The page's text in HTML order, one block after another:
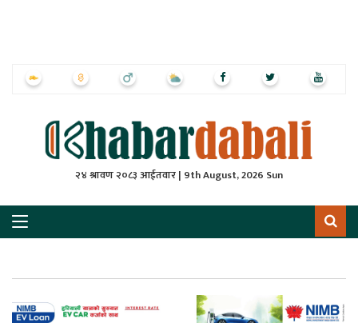
२४ श्रावण २०८३ आईतवार | 9th August, 2026 Sun